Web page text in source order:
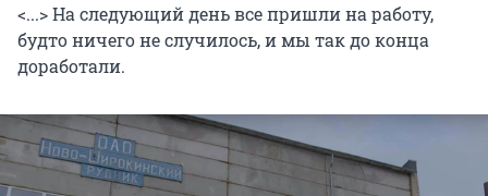
<...> На следующий день все пришли на работу,
будто ничего не случилось, и мы так до конца
доработали.